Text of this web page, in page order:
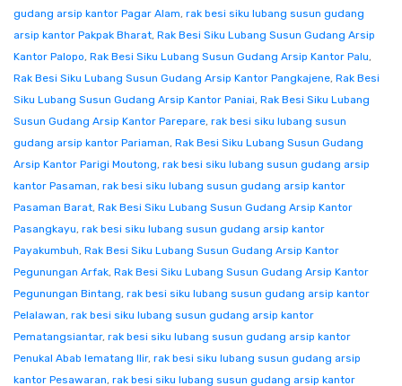
gudang arsip kantor Pagar Alam, rak besi siku lubang susun gudang
arsip kantor Pakpak Bharat, Rak Besi Siku Lubang Susun Gudang Arsip
Kantor Palopo, Rak Besi Siku Lubang Susun Gudang Arsip Kantor Palu,
Rak Besi Siku Lubang Susun Gudang Arsip Kantor Pangkajene, Rak Besi
Siku Lubang Susun Gudang Arsip Kantor Paniai, Rak Besi Siku Lubang
Susun Gudang Arsip Kantor Parepare, rak besi siku lubang susun
gudang arsip kantor Pariaman, Rak Besi Siku Lubang Susun Gudang
Arsip Kantor Parigi Moutong, rak besi siku lubang susun gudang arsip
kantor Pasaman, rak besi siku lubang susun gudang arsip kantor
Pasaman Barat, Rak Besi Siku Lubang Susun Gudang Arsip Kantor
Pasangkayu, rak besi siku lubang susun gudang arsip kantor
Payakumbuh, Rak Besi Siku Lubang Susun Gudang Arsip Kantor
Pegunungan Arfak, Rak Besi Siku Lubang Susun Gudang Arsip Kantor
Pegunungan Bintang, rak besi siku lubang susun gudang arsip kantor
Pelalawan, rak besi siku lubang susun gudang arsip kantor
Pematangsiantar, rak besi siku lubang susun gudang arsip kantor
Penukal Abab lematang Ilir, rak besi siku lubang susun gudang arsip
kantor Pesawaran, rak besi siku lubang susun gudang arsip kantor